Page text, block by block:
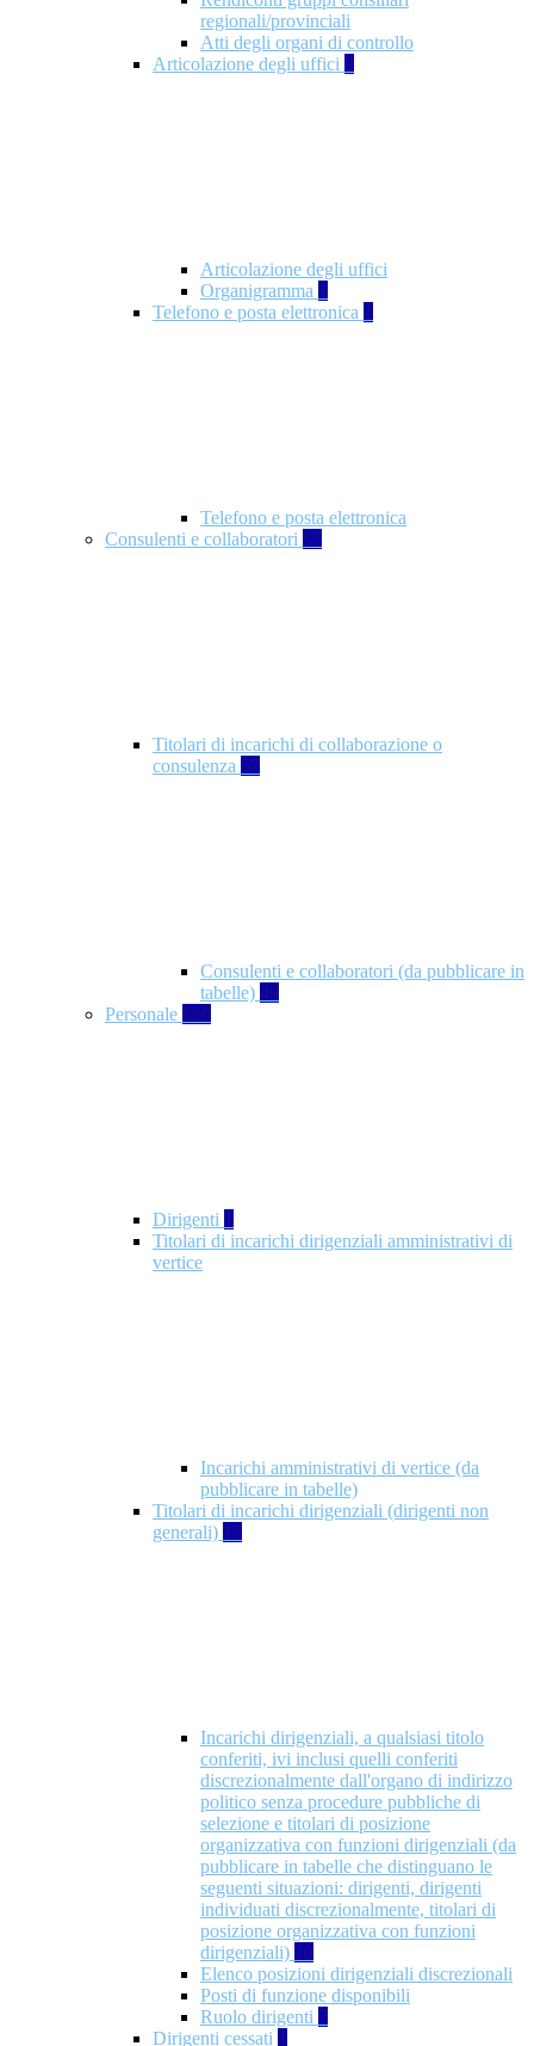
regionali/provinciali
Atti degli organi di controllo
Articolazione degli uffici 9
Articolazione degli uffici
Organigramma 1
Telefono e posta elettronica 1
Telefono e posta elettronica
Consulenti e collaboratori 57
Titolari di incarichi di collaborazione o
consulenza 57
Consulenti e collaboratori (da pubblicare in
tabelle) 49
Personale 660
Dirigenti 1
Titolari di incarichi dirigenziali amministrativi di
vertice
Incarichi amministrativi di vertice (da
pubblicare in tabelle)
Titolari di incarichi dirigenziali (dirigenti non
generali) 17
Incarichi dirigenziali, a qualsiasi titolo
conferiti, ivi inclusi quelli conferiti
discrezionalmente dall'organo di indirizzo
politico senza procedure pubbliche di
selezione e titolari di posizione
organizzativa con funzioni dirigenziali (da
pubblicare in tabelle che distinguano le
seguenti situazioni: dirigenti, dirigenti
individuati discrezionalmente, titolari di
posizione organizzativa con funzioni
dirigenziali) 10
Elenco posizioni dirigenziali discrezionali
Posti di funzione disponibili
Ruolo dirigenti 7
Dirigenti cessati 1